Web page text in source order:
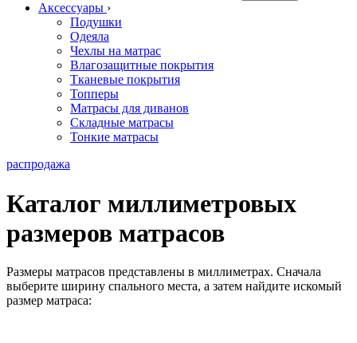
Аксессуары ›
Подушки
Одеяла
Чехлы на матрас
Влагозащитные покрытия
Тканевые покрытия
Топперы
Матрасы для диванов
Складные матрасы
Тонкие матрасы
распродажа
Каталог миллиметровых
размеров матрасов
Размеры матрасов представлены в миллиметрах. Сначала
выберите ширину спального места, а затем найдите искомый
размер матраса: